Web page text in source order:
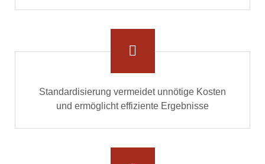
Standardisierung vermeidet unnötige Kosten
und ermöglicht effiziente Ergebnisse